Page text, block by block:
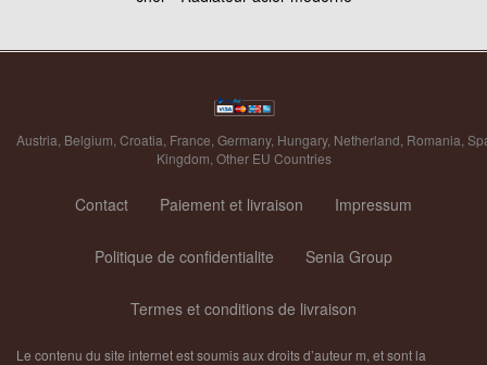
Austria Belgium Croatia France Germany, Hungary, Netherland Romania
Kingdom Other EU Countries
Contact Paiement et livraison Impressum
Politique de confidentialite Senia Group
Termes et conditions de livraison
Le contenu du site internet est soumis aux droits d’auteur m, et sont la